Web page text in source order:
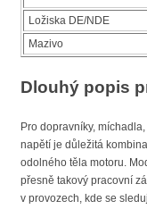
Ložiska DE/NDE
Mazivo
Dlouhý popis
Pro dopravníky,
napětí je důležitá
odolného těla motoru.
přesně takový pracovní
v provozech, kde se